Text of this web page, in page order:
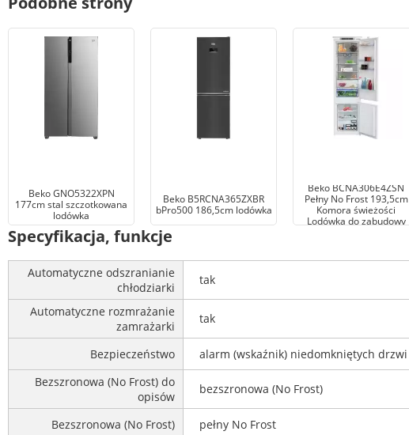
Beko GNO5322XPN
177cm stal szczotkowana
lodówka
Beko B5RCNA365ZXBR
bPro500 186,5cm lodówka
Beko BCNA306E4ZSN
Pełny No Frost 193,5cm
Komora świeżości
Lodówka do zabudowy
Specyfikacja, funkcje
Automatyczne odszranianie
chłodziarki
tak
Automatyczne rozmrażanie
zamrażarki
tak
Bezpieczeństwo
alarm (wskaźnik) niedomkniętych drzwi
Bezszronowa (No Frost) do
opisów
bezszronowa (No Frost)
Bezszronowa (No Frost) pełny No Frost